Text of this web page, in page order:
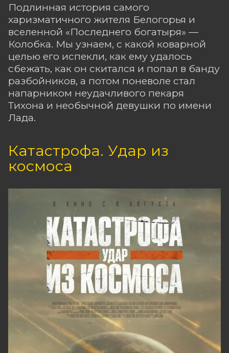
Подлинная история самого
харизматичного жителя Белогорья и
вселенной «Последнего богатыря» —
Колобка. Мы узнаем, с какой коварной
целью его испекли, как ему удалось
сбежать, как он скитался и попал в банду
разбойников, а потом поневоле стал
напарником неудачливого пекаря
Тихона и необычной девушки по имени
Лада.
Катастрофа. Удар из
космоса